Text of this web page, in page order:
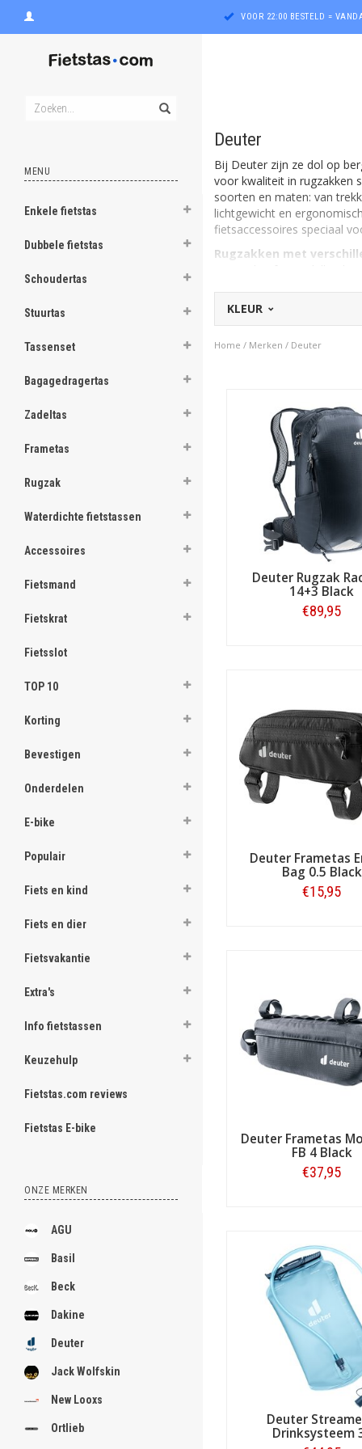
VOOR 22:00 BESTELD =
MENU
Enkele fietstas
Dubbele fietstas
Schoudertas
Stuurtas
Tassenset
Bagagedragertas
Zadeltas
Frametas
Rugzak
Waterdichte fietstassen
Accessoires
Fietsmand
Fietskrat
Fietsslot
TOP 10
Korting
Bevestigen
Onderdelen
E-bike
Populair
Fiets en kind
Fiets en dier
Fietsvakantie
Extra's
Info fietstassen
Keuzehulp
Fietstas.com reviews
Fietstas E-bike
ONZE MERKEN
AGU
Basil
Beck
Dakine
Deuter
Jack Wolfskin
New Looxs
Ortlieb
.
.
.
.
.
.
.
.
Deuter
Bij Deuter zijn ze dol op
voor kwaliteit in rugzakken
soorten en maten: van
lichtgewicht en
fietsaccessoires speciaal
Rugzakken met
al te moeilijk terrein. Het
voor het comfortabel
zorgen voor een goede
Bekende fietsrugzakken
Voor mountainbikers en
Zo zijn er lichtgewicht
onmisbare spullen voor
speciaal gemaakt voor
Tassen en andere
rugzakken maakt
het overzichtelijk
, het zit allemaal
Levenslange
Duurzaamheid op de
lang mee. Voor alle
u rekenen op de
systeem partner, met
Daarnaast werkt Deuter
arbeidsomstandigheden in
KLEUR
Home / Merken / Deuter
Deuter Rugzak
14+3 Black
€89,95
Deuter Frametas
Bag 0.5 Black
€15,95
Deuter Frametas
FB 4 Black
€37,95
Deuter
Drinksysteem